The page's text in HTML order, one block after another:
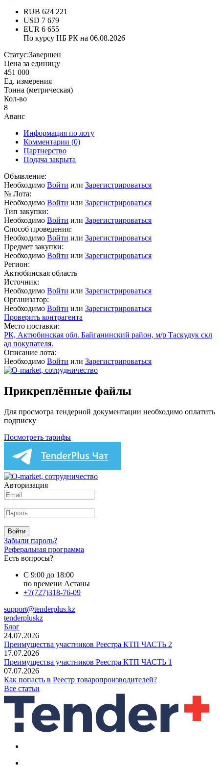
RUB 624 221
USD 7 679
EUR 6 655
По курсу НБ РК на 06.08.2026
Статус:Завершен
Цена за единицу
451 000
Ед. измерения
Тонна (метрическая)
Кол-во
8
Аванс
Информация по лоту
Комментарии (0)
Партнерство
Подача закрыта
Объявление:
Необходимо Войти или Зарегистрироваться
№ Лота:
Необходимо Войти или Зарегистрироваться
Тип закупки:
Необходимо Войти или Зарегистрироваться
Способ проведения:
Необходимо Войти или Зарегистрироваться
Предмет закупки:
Необходимо Войти или Зарегистрироваться
Регион:
Актюбинская область
Источник:
Необходимо Войти или Зарегистрироваться
Организатор:
Необходимо Войти или Зарегистрироваться
Проверить контрагента
Место поставки:
РК, Актюбинская обл. Байганинский район, м/р Таскудук скл
ад покупателя.
Описание лота:
Необходимо Войти или Зарегистрироваться
Прикреплённые файлы
Для просмотра тендерной документации необходимо оплатить
подписку
Посмотреть тарифы
Авторизация
Войти
Забыли пароль?
Реферальная программа
Есть вопросы?
С 9:00 до 18:00
по времени Астаны
+7(727)318-76-09
support@tenderplus.kz
tenderpluskz
Блог
24.07.2026
Преимущества участников Реестра КТП ЧАСТЬ 2
17.07.2026
Преимущества участников Реестра КТП ЧАСТЬ 1
07.07.2026
Как попасть в Реестр товаропроизводителей?
Все статьи